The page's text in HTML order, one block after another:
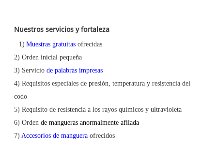
Nuestros servicios y fortaleza
1) Muestras gratuitas ofrecidas
2) Orden inicial pequeña
3) Servicio de palabras impresas
4) Requisitos especiales de presión, temperatura y resistencia del
codo
5) Requisito de resistencia a los rayos químicos y ultravioleta
6) Orden de mangueras anormalmente afilada
7) Accesorios de manguera ofrecidos